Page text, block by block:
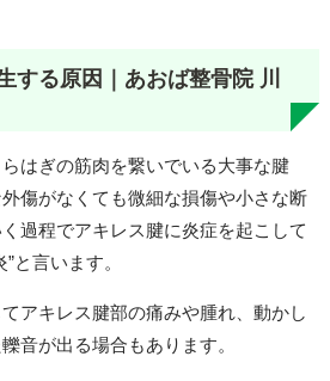
する原因｜あおば整骨院 川
はぎの筋肉を繋いでいる大事な腱
傷がなくても微細な損傷や小さな断
過程でアキレス腱に炎症を起こして
と言います。
アキレス腱部の痛みや腫れ、動かし
音が出る場合もあります。